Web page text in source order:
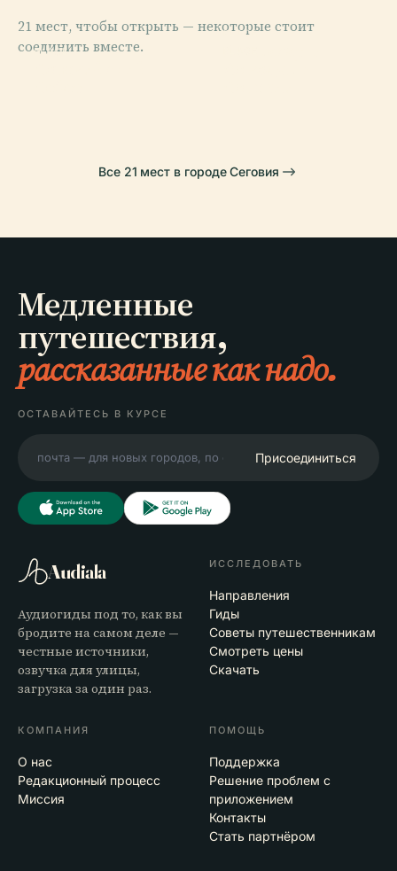
21 мест, чтобы открыть — некоторые стоит
соединить вместе.
PLACE
PLACE
PLACE
Все 21 мест в городе Сеговия
Медленные
путешествия,
рассказанные как надо.
ОСТАВАЙТЕСЬ В КУРСЕ
Присоединиться
Audiala
Аудиогиды под то, как вы
бродите на самом деле —
честные источники,
озвучка для улицы,
загрузка за один раз.
ИССЛЕДОВАТЬ
Направления
Гиды
Советы путешественникам
Смотреть цены
Скачать
КОМПАНИЯ
О нас
Редакционный процесс
Миссия
ПОМОЩЬ
Поддержка
Решение проблем с
приложением
Контакты
Стать партнёром